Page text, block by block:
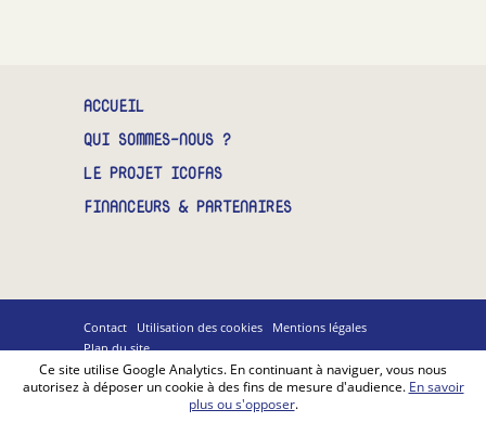
ACCUEIL
QUI SOMMES-NOUS ?
LE PROJET ICOFAS
FINANCEURS & PARTENAIRES
Contact Utilisation des cookies
Mentions légales
Plan du site
Billiotte
&
Ce site utilise Google Analytics. En continuant à naviguer, vous nous
autorisez à déposer un cookie à des fins de mesure d'audience. En savoir
plus ou s'opposer.